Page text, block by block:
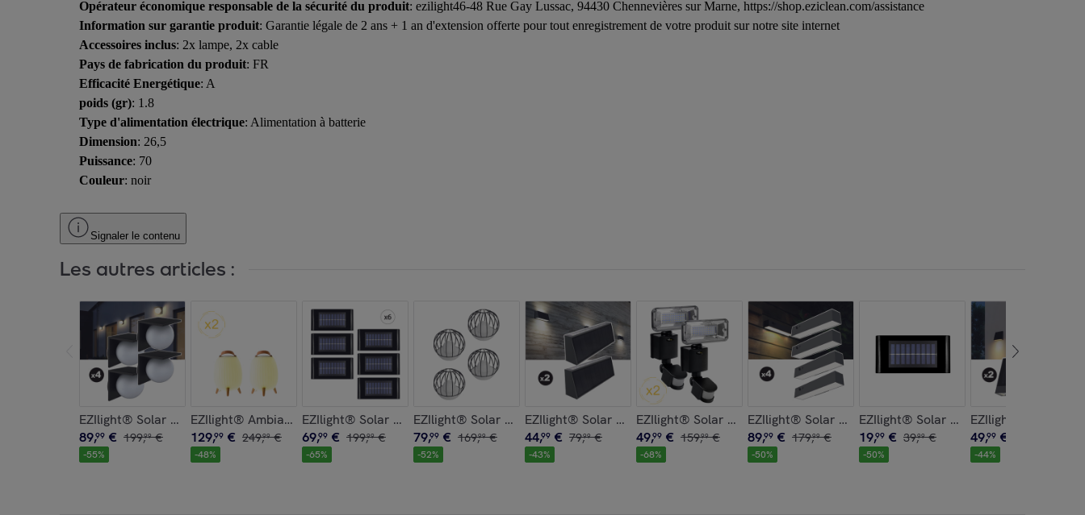
Opérateur économique responsable de la sécurité du produit: ezilight46-48 Rue Gay Lussac, 94430 Chennevières sur Marne, https://shop.eziclean.com/assistance
Information sur garantie produit: Garantie légale de 2 ans + 1 an d'extension offerte pour tout enregistrement de votre produit sur notre site internet
Accessoires inclus: 2x lampe, 2x cable
Pays de fabrication du produit: FR
Efficacité Energétique: A
poids (gr): 1.8
Type d'alimentation électrique: Alimentation à batterie
Dimension: 26,5
Puissance: 70
Couleur: noir
Signaler le contenu
Les autres articles :
EZIlight® Solar Wall S26
89,99 € 199,99 €
-55%
EZIlight® Ambiant M x2
129,99 € 249,99 €
-48%
EZIlight® Solar up n down - Pack de 6 lampes
69,99 € 199,99 €
-65%
EZIlight® Solar deco ball - Pack de 4 lampes
79,99 € 169,99 €
-52%
EZIlight® Solar Wall S31
44,99 € 79,99 €
-43%
EZIlight® Solar pro 1 x2
49,99 € 159,99 €
-68%
EZIlight® Solar Wall S24
89,99 € 179,99 €
-50%
EZIlight® Solar up n down
19,99 € 39,99 €
-50%
EZIlight® Solar
49,99 €
-44%